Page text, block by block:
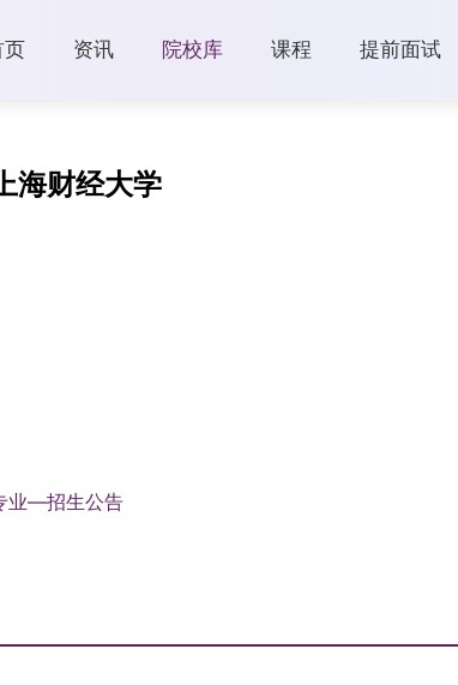
页 资讯 院校库 课程 提前面试
海财经大学
业—招生公告